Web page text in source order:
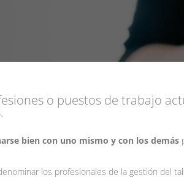
o puestos de trabajo
bien con uno mismo y con los demás
los profesionales de la gestión del